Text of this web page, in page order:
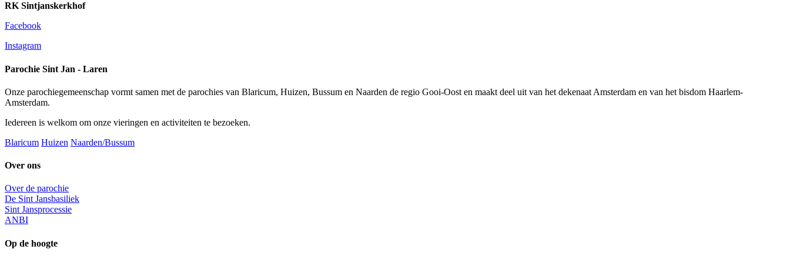
RK Sintjanskerkhof
Facebook
Instagram
Parochie Sint Jan - Laren
Onze parochiegemeenschap vormt samen met de parochies van Blaricum, Huizen, Bussum en Naarden de regio Gooi-Oost en maakt deel uit van het dekenaat Amsterdam en van het bisdom Haarlem-
Amsterdam.
Iedereen is welkom om onze vieringen en activiteiten te bezoeken.
Blaricum Huizen Naarden/Bussum
Over ons
Over de parochie
De Sint Jansbasiliek
Sint Jansprocessie
ANBI
Op de hoogte